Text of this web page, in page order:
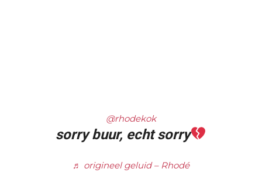
@rhodekok
sorry buur, echt sorry
♬ origineel geluid – Rhodé